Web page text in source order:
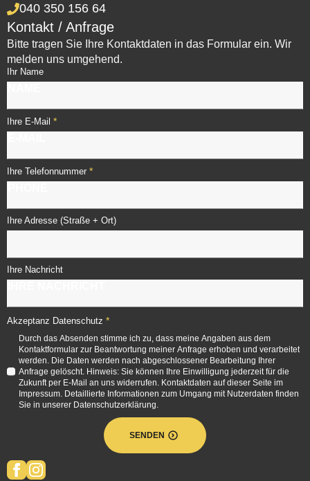
040 350 156 64
Kontakt / Anfrage
Bitte tragen Sie Ihre Kontaktdaten in das Formular ein. Wir
melden uns umgehend.
Ihr Name
Ihre E-Mail *
Ihre Telefonnummer *
Ihre Adresse (Straße + Ort)
Ihre Nachricht
Akzeptanz Datenschutz *
Durch das Absenden stimme ich zu, dass meine Angaben aus dem
Kontaktformular zur Beantwortung meiner Anfrage erhoben und verarbeitet
werden. Die Daten werden nach abgeschlossener Bearbeitung Ihrer
Anfrage gelöscht. Hinweis: Sie können Ihre Einwilligung jederzeit für die
Zukunft per E-Mail an uns widerrufen. Kontaktdaten auf dieser Seite im
Impressum. Detaillierte Informationen zum Umgang mit Nutzerdaten finden
Sie in unserer Datenschutzerklärung.
SENDEN